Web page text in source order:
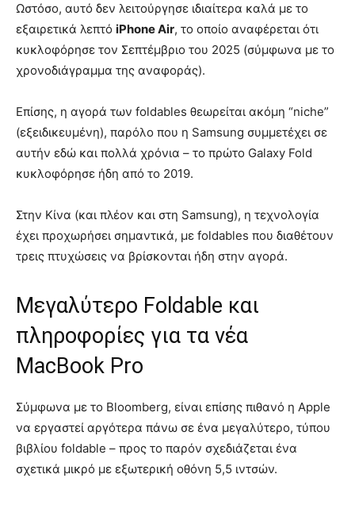
Ωστόσο, αυτό δεν λειτούργησε ιδιαίτερα καλά με το
εξαιρετικά λεπτό iPhone Air, το οποίο αναφέρεται ότι
κυκλοφόρησε τον Σεπτέμβριο του 2025 (σύμφωνα με το
χρονοδιάγραμμα της αναφοράς).
Επίσης, η αγορά των foldables θεωρείται ακόμη “niche”
(εξειδικευμένη), παρόλο που η Samsung συμμετέχει σε
αυτήν εδώ και πολλά χρόνια – το πρώτο Galaxy Fold
κυκλοφόρησε ήδη από το 2019.
Στην Κίνα (και πλέον και στη Samsung), η τεχνολογία
έχει προχωρήσει σημαντικά, με foldables που διαθέτουν
τρεις πτυχώσεις να βρίσκονται ήδη στην αγορά.
Μεγαλύτερο Foldable και
πληροφορίες για τα νέα
MacBook Pro
Σύμφωνα με το Bloomberg, είναι επίσης πιθανό η Apple
να εργαστεί αργότερα πάνω σε ένα μεγαλύτερο, τύπου
βιβλίου foldable – προς το παρόν σχεδιάζεται ένα
σχετικά μικρό με εξωτερική οθόνη 5,5 ιντσών.